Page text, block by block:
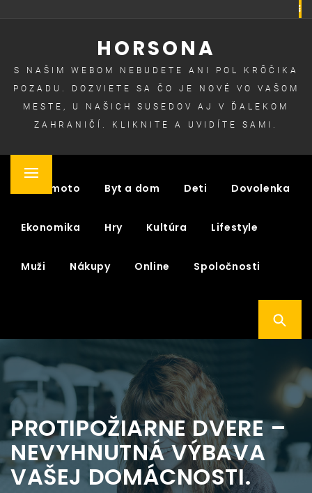
HORSONA
S NAŠIM WEBOM NEBUDETE ANI POL KRÔČIKA
POZADU. DOZVIETE SA ČO JE NOVÉ VO VAŠOM
MESTE, U NAŠICH SUSEDOV AJ V ĎALEKOM
ZAHRANIČÍ. KLIKNITE A UVIDÍTE SAMI.
Primary
Auto moto Byt a dom Deti Dovolenka
Ekonomika Hry Kultúra Lifestyle
Muži Nákupy Online Spoločnosti
PROTIPOŽIARNE DVERE –
NEVYHNUTNÁ VÝBAVA
VAŠEJ DOMÁCNOSTI.